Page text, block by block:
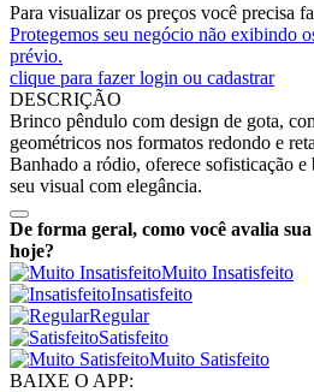
Para visualizar os preços você precisa
Protegemos seu negócio não exibindo
prévio.
clique para fazer login ou cadastrar
DESCRIÇÃO
Brinco pêndulo com design de gota,
geométricos nos formatos redondo e
Banhado a ródio, oferece sofisticação
seu visual com elegância.
De forma geral, como você avalia
hoje?
Muito Insatisfeito
Insatisfeito
Regular
Satisfeito
Muito Satisfeito
BAIXE O APP: